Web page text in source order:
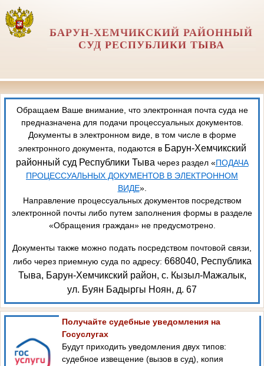
БАРУН-ХЕМЧИКСКИЙ РАЙОННЫЙ
СУД РЕСПУБЛИКИ ТЫВА
Обращаем Ваше внимание, что электронная почта суда не
предназначена для подачи процессуальных документов.
Документы в электронном виде, в том числе в форме
электронного документа, подаются в Барун-Хемчикский
районный суд Республики Тывачерез раздел «ПОДАЧА
ПРОЦЕССУАЛЬНЫХ ДОКУМЕНТОВ В ЭЛЕКТРОННОМ
ВИДЕ».
Направление процессуальных документов посредством
электронной почты либо путем заполнения формы в разделе
«Обращения граждан» не предусмотрено.
Документы также можно подать посредством почтовой связи,
либо через приемную суда по адресу: 668040, Республика
Тыва, Барун-Хемчикский район, с. Кызыл-Мажалык,
ул. Буян Бадыргы Ноян, д. 67
Получайте судебные уведомления на
Госуслугах
Будут приходить уведомления двух типов:
судебное извещение (вызов в суд), копия